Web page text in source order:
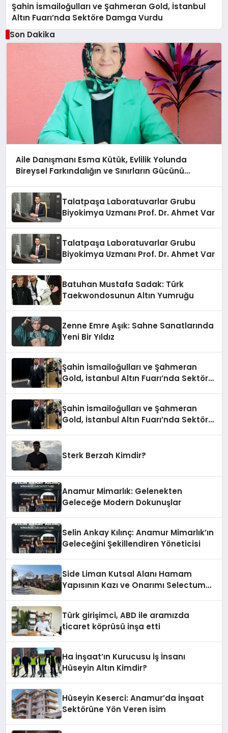
Şahin İsmailoğulları ve Şahmeran Gold, İstanbul
Altın Fuarı’nda Sektöre Damga Vurdu
Son Dakika
Aile Danışmanı Esma Kütük, Evlilik Yolunda
Bireysel Farkındalığın ve Sınırların Gücünü
Talatpaşa Laboratuvarlar Grubu
Biyokimya Uzmanı Prof. Dr. Ahmet Var
Talatpaşa Laboratuvarlar Grubu
Biyokimya Uzmanı Prof. Dr. Ahmet Var
Batuhan Mustafa Sadak: Türk
Taekwondosunun Altın Yumruğu
Zenne Emre Aşık: Sahne Sanatlarında
Yeni Bir Yıldız
Şahin İsmailoğulları ve Şahmeran
Gold, İstanbul Altın Fuarı’nda Sektöre
Şahin İsmailoğulları ve Şahmeran
Gold, İstanbul Altın Fuarı’nda Sektöre
Sterk Berzah Kimdir?
Anamur Mimarlık: Gelenekten
Geleceğe Modern Dokunuşlar
Selin Ankay Kılınç: Anamur Mimarlık’ın
Geleceğini Şekillendiren Yöneticisi
Side Liman Kutsal Alanı Hamam
Yapısının Kazı ve Onarımı Selectum
Türk girişimci, ABD ile aramızda
ticaret köprüsü inşa etti
Ha İnşaat’ın Kurucusu İş İnsanı
Hüseyin Altın Kimdir?
Hüseyin Keserci: Anamur’da İnşaat
Sektörüne Yön Veren İsim